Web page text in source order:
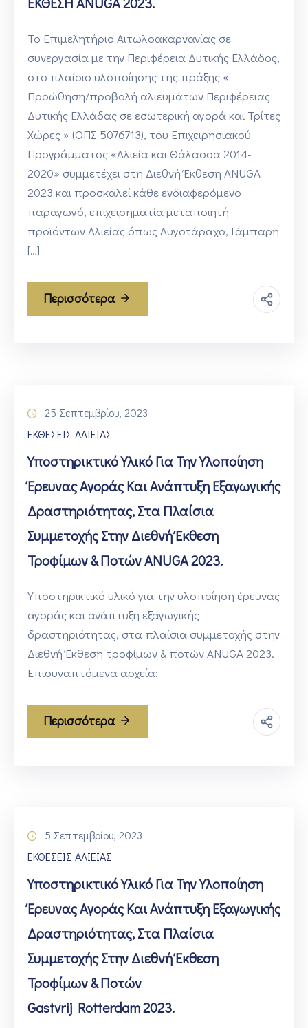
Το Επιμελητήριο Αιτωλοακαρνανίας σε
συνεργασία με την Περιφέρεια Δυτικής Ελλάδος,
στο πλαίσιο υλοποίησης της πράξης «
Προώθηση/προβολή αλιευμάτων Περιφέρειας
Δυτικής Ελλάδας σε εσωτερική αγορά και Τρίτες
Χώρες » (ΟΠΣ 5076713), του Επιχειρησιακού
Προγράμματος «Αλιεία και Θάλασσα 2014-
2020» συμμετέχει στη Διεθνή Έκθεση ANUGA
2023 και προσκαλεί κάθε ενδιαφερόμενο
παραγωγό, επιχειρηματία μεταποιητή
προϊόντων Αλιείας όπως Αυγοτάραχο, Γάμπαρη
[…]
Περισσότερα
25 Σεπτεμβρίου, 2023
ΕΚΘΕΣΕΙΣ ΑΛΙΕΙΑΣ
Υποστηρικτικό Υλικό Για Την Υλοποίηση
Έρευνας Αγοράς Και Ανάπτυξη Εξαγωγικής
Δραστηριότητας, Στα Πλαίσια
Συμμετοχής Στην Διεθνή Έκθεση
Τροφίμων & Ποτών ANUGA 2023.
Υποστηρικτικό υλικό για την υλοποίηση έρευνας
αγοράς και ανάπτυξη εξαγωγικής
δραστηριότητας, στα πλαίσια συμμετοχής στην
Διεθνή Έκθεση τροφίμων & ποτών ANUGA 2023.
Επισυναπτόμενα αρχεία:
Περισσότερα
5 Σεπτεμβρίου, 2023
ΕΚΘΕΣΕΙΣ ΑΛΙΕΙΑΣ
Υποστηρικτικό Υλικό Για Την Υλοποίηση
Έρευνας Αγοράς Και Ανάπτυξη Εξαγωγικής
Δραστηριότητας, Στα Πλαίσια
Συμμετοχής Στην Διεθνή Έκθεση
Τροφίμων & Ποτών
Gastvrij Rotterdam 2023.